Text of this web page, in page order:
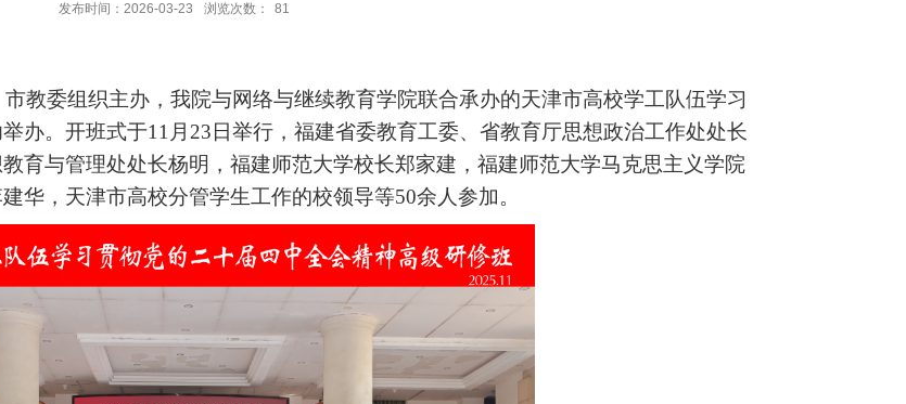
发布时间：2026-03-23 浏览次数： 81
教委组织主办， 我院与网络与继续教育学院联合承办的天津市高校学工队伍学习
办。 开班式于11 月 23 日举行 ，福建省委教育工委、省教育厅思想政治工作处处长
育与管理处处长杨明 ，福建师范大学校长郑家建 ，福建师范大学马克思主义学院
华， 天津市高校分管学生工作的校领导等50余人参加。